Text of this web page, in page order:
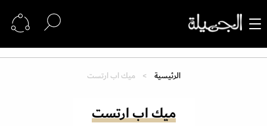
الرئيسية ميك اب ارتست
ميك اب ارتست